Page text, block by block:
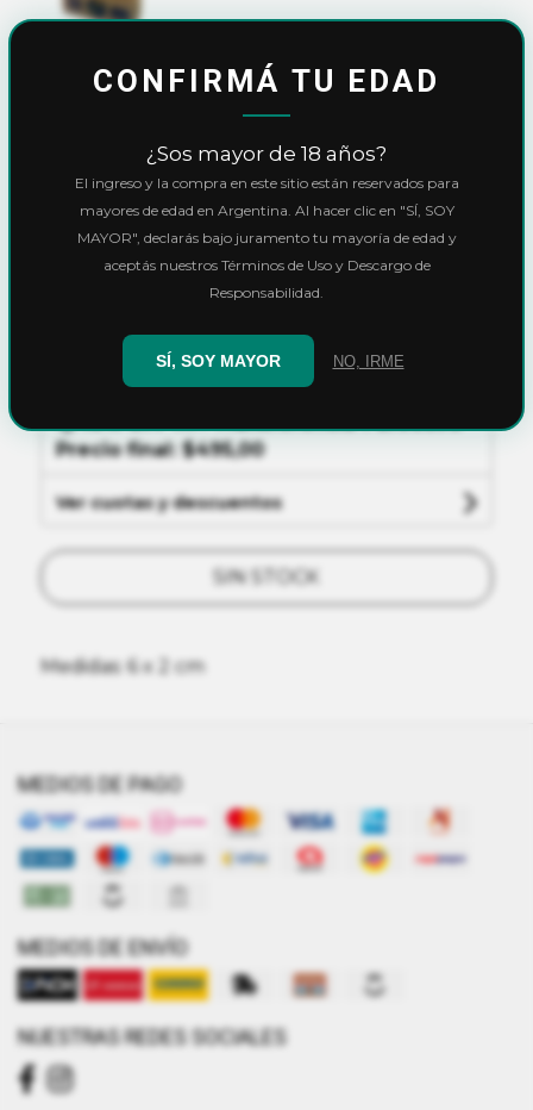
Filtros - tips - tuqueras
Filtros tips Zeus large unbleached
Filtros tips Zeus
large unbleached
$550,00
Precio final: $495,00
Ver cuotas y descuentos
SIN STOCK
Medidas: 6 x 2 cm
MEDIOS DE PAGO
MEDIOS DE ENVÍO
NUESTRAS REDES SOCIALES
CONFIRMÁ TU EDAD
¿Sos mayor de 18 años?
El ingreso y la compra en este sitio están reservados para
mayores de edad en Argentina. Al hacer clic en "SÍ, SOY
MAYOR", declarás bajo juramento tu mayoría de edad y
aceptás nuestros Términos de Uso y Descargo de
Responsabilidad.
SÍ, SOY MAYOR NO, IRME